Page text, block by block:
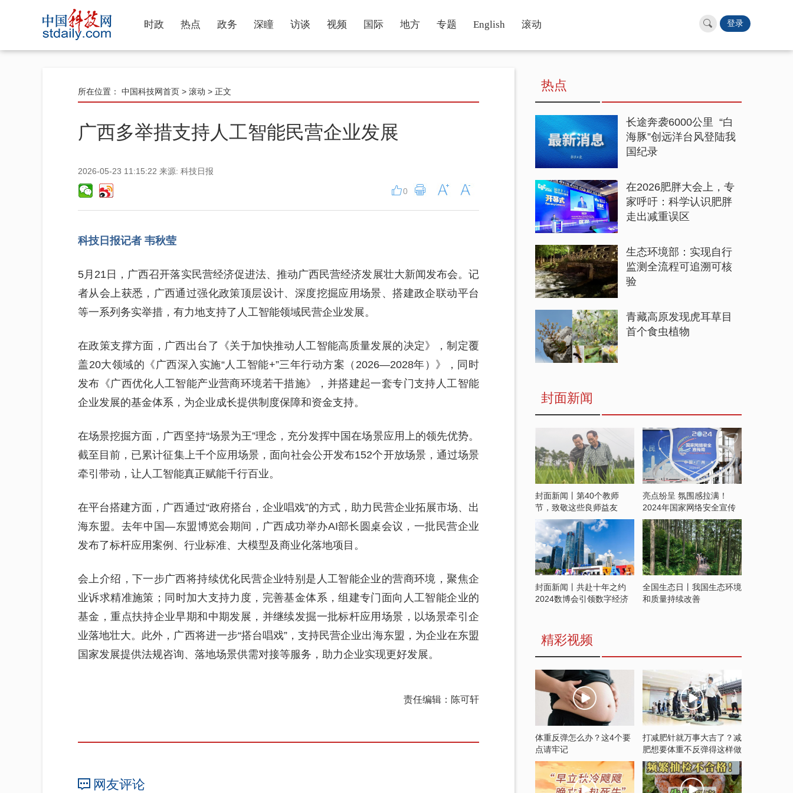
时政 热点 政务 深瞳 访谈 视频 国际 地方 专题 English 滚动 登录
所在位置： 中国科技网首页 > 滚动 > 正文
广西多举措支持人工智能民营企业发展
2026-05-23 11:15:22 来源: 科技日报
0
科技日报记者 韦秋莹
5月21日，广西召开落实民营经济促进法、推动广西民营经济发展壮大新闻发布会。记
者从会上获悉，广西通过强化政策顶层设计、深度挖掘应用场景、搭建政企联动平台
等一系列务实举措，有力地支持了人工智能领域民营企业发展。
在政策支撑方面，广西出台了《关于加快推动人工智能高质量发展的决定》，制定覆
盖20大领域的《广西深入实施“人工智能+”三年行动方案（2026—2028年）》，同时
发布《广西优化人工智能产业营商环境若干措施》，并搭建起一套专门支持人工智能
企业发展的基金体系，为企业成长提供制度保障和资金支持。
在场景挖掘方面，广西坚持“场景为王”理念，充分发挥中国在场景应用上的领先优势。
截至目前，已累计征集上千个应用场景，面向社会公开发布152个开放场景，通过场景
牵引带动，让人工智能真正赋能千行百业。
在平台搭建方面，广西通过“政府搭台，企业唱戏”的方式，助力民营企业拓展市场、出
海东盟。去年中国—东盟博览会期间，广西成功举办AI部长圆桌会议，一批民营企业
发布了标杆应用案例、行业标准、大模型及商业化落地项目。
会上介绍，下一步广西将持续优化民营企业特别是人工智能企业的营商环境，聚焦企
业诉求精准施策；同时加大支持力度，完善基金体系，组建专门面向人工智能企业的
基金，重点扶持企业早期和中期发展，并继续发掘一批标杆应用场景，以场景牵引企
业落地壮大。此外，广西将进一步“搭台唱戏”，支持民营企业出海东盟，为企业在东盟
国家发展提供法规咨询、落地场景供需对接等服务，助力企业实现更好发展。
责任编辑：陈可轩
网友评论
热点
长途奔袭6000公里 “白
海豚”创远洋台风登陆我
国纪录
在2026肥胖大会上，专
家呼吁：科学认识肥胖
走出减重误区
生态环境部：实现自行
监测全流程可追溯可核
验
青藏高原发现虎耳草目
首个食虫植物
封面新闻
封面新闻丨第40个教师
节，致敬这些良师益友
亮点纷呈 氛围感拉满！
2024年国家网络安全宣传
周开启
封面新闻丨共赴十年之约
2024数博会引领数字经济
全国生态日丨我国生态环境
和质量持续改善
精彩视频
体重反弹怎么办？这4个要
点请牢记
打减肥针就万事大吉了？减
肥想要体重不反弹得这样做